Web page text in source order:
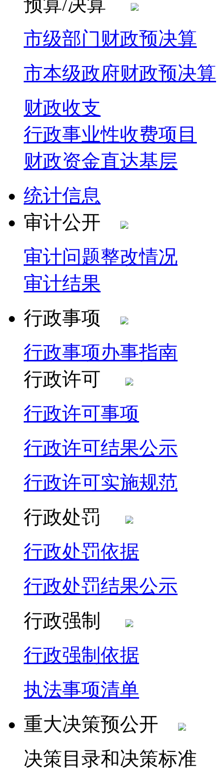
市级部门财政预决算
市本级政府财政预决算
财政收支
行政事业性收费项目
财政资金直达基层
统计信息
审计公开
审计问题整改情况
审计结果
行政事项
行政事项办事指南
行政许可
行政许可事项
行政许可结果公示
行政许可实施规范
行政处罚
行政处罚依据
行政处罚结果公示
行政强制
行政强制依据
执法事项清单
重大决策预公开
决策目录和决策标准